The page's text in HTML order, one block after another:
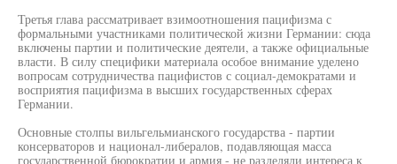
Третья глава рассматривает взимоотношения пацифизма с
формальными участниками политической жизни Германии: сюда
включены партии и политические деятели, а также официальные
власти. В силу специфики материала особое внимание уделено
вопросам сотрудничества пацифистов с социал-демократами и
восприятия пацифизма в высших государственных сферах
Германии.
Основные столпы вильгельмианского государства - партии
консерваторов и национал-либералов, подавляющая масса
государственной бюрократии и армия - не разделяли интереса к